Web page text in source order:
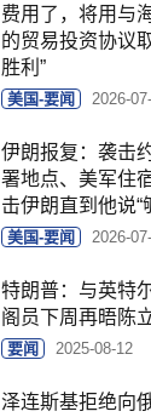
费用了，将用与
的贸易投资协议
胜利”
美国-要闻 2026-
伊朗报复：袭击
署地点、美军住
击伊朗直到他说“
美国-要闻 2026-
特朗普：与英特
阁员下周再晤陈
要闻 2025-08-12
泽连斯基拒绝向